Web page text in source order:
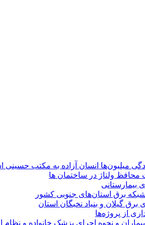
میلیون‌ها انسان آزاده به مکتب
محافظ ولتاژ در ساختمان ها
بیمارستانی
شبكه برق استان‌های جنوبی كشور
گیلان و بنیاد نخبگان استان
از پروژه‌ها
و نحوه اجرای پزشک خانواده و